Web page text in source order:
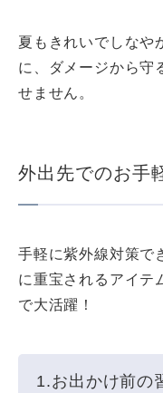
夏もきれいでしなや
に、ダメージから守
せません。
外出先でのお手
手軽に紫外線対策で
に重宝されるアイテ
で大活躍！
1.お出かけ前の